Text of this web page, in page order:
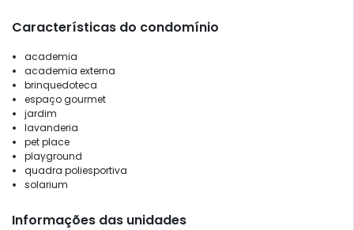
Características do condomínio
academia
academia externa
brinquedoteca
espaço gourmet
jardim
lavanderia
pet place
playground
quadra poliesportiva
solarium
Informações das unidades